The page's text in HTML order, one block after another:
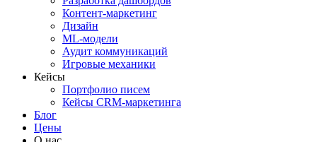
Контент-маркетинг
Дизайн
ML-модели
Аудит коммуникаций
Игровые механики
Кейсы
Портфолио писем
Кейсы CRM-маркетинга
Блог
Цены